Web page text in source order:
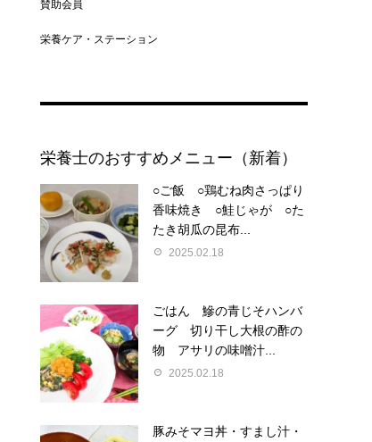
賛助会員
栄養ケア・ステーション
栄養士のおすすめメニュー（新着）
○ご飯 ○鶏むね肉さっぱり
香味焼き ○鮭じゃが ○た
たき胡瓜の昆布...
2025.02.18
ごはん 鰺の青じそハンバ
ーグ 切り干し大根の酢の
物 アサリの味噌汁...
2025.02.18
豚みそマヨ丼・すまし汁・